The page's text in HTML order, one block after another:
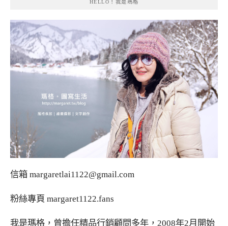
HELLO！我是瑪格
信箱 margaretlai1122@gmail.com
粉絲專頁 margaret1122.fans
我是瑪格，曾擔任精品行銷顧問多年，2008年2月開始